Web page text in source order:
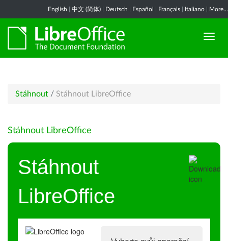
English 中文 (简体) Deutsch Español Français Italiano More...
Stáhnout / Stáhnout LibreOffice
Stáhnout LibreOffice
Stáhnout
LibreOffice